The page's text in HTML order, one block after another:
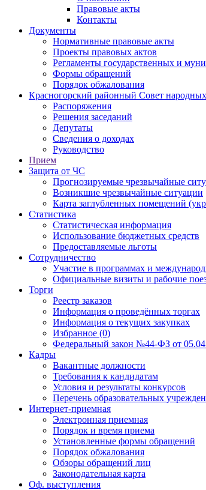
Правовые акты
Контакты
Документы
Нормативные правовые акты
Проекты правовых актов
Регламенты государственных и
Формы обращений
Порядок обжалования
Красногорский районный Совет народных
Распоряжения
Решения заседаний
Депутаты
Сведения о доходах
Руководство
Прием
Защита от ЧС
Прогнозируемые чрезвычайные
Возникшие чрезвычайные ситуации
Карта заглубленных помещений
Статистика
Статистическая информация
Использование бюджетных средств
Предоставляемые льготы
Сотрудничество
Участие в программах и
Официальные визиты и рабочие
Торги
Реестр заказов
Информация о проведённых торгах
Информация о текущих закупках
Избранное (0)
Федеральный закон №44-ФЗ от
Кадры
Вакантные должности
Требования к кандидатам
Условия и результаты конкурсов
Перечень образовательных
Интернет-приемная
Электронная приемная
Порядок и время приема
Установленные формы обращений
Порядок обжалования
Обзоры обращений лиц
Законодательная карта
Оф. выступления